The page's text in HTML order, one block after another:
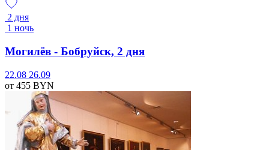
2 дня
1 ночь
Могилёв - Бобруйск, 2 дня
22.08 26.09
от 455 BYN